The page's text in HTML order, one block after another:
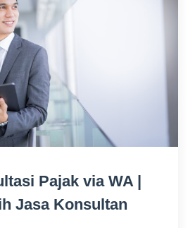
Pajak via WA |
Jasa Konsultan